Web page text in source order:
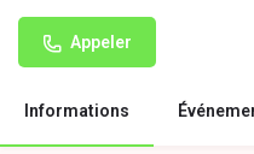
Appeler
Informations